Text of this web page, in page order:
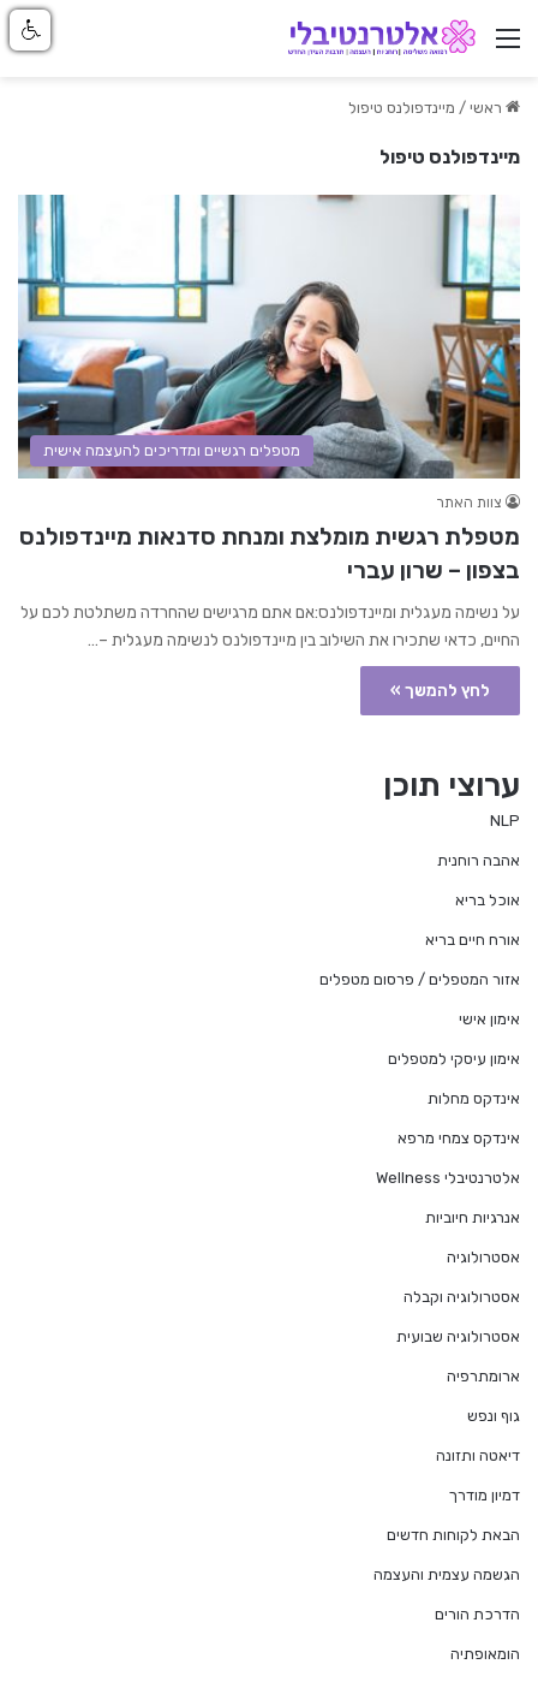
ניווט באתר
ראשי / מיינדפולנס טיפול
מיינדפולנס טיפול
מטפלים רגשיים ומדריכים להעצמה אישית
צוות האתר
מטפלת רגשית מומלצת ומנחת סדנאות מיינדפולנס
בצפון – שרון עברי
על נשימה מעגלית ומיינדפולנס:אם אתם מרגישים שהחרדה משתלטת לכם על
החיים, כדאי שתכירו את השילוב בין מיינדפולנס לנשימה מעגלית –…
לחץ להמשך »
ערוצי תוכן
NLP
אהבה רוחנית
אוכל בריא
אורח חיים בריא
אזור המטפלים / פרסום מטפלים
אימון אישי
אימון עיסקי למטפלים
אינדקס מחלות
אינדקס צמחי מרפא
אלטרנטיבלי Wellness
אנרגיות חיוביות
אסטרולוגיה
אסטרולוגיה וקבלה
אסטרולוגיה שבועית
ארומתרפיה
גוף ונפש
דיאטה ותזונה
דמיון מודרך
הבאת לקוחות חדשים
הגשמה עצמית והעצמה
הדרכת הורים
הומאופתיה